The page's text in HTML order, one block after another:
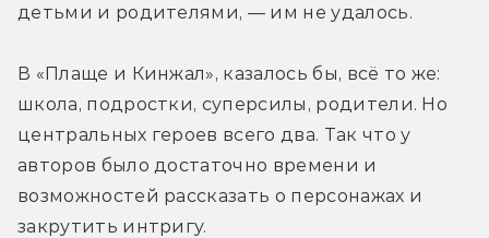
детьми и родителями, — им не удалось.
В «Плаще и Кинжал», казалось бы, всё то же:
школа, подростки, суперсилы, родители. Но
центральных героев всего два. Так что у
авторов было достаточно времени и
возможностей рассказать о персонажах и
закрутить интригу.